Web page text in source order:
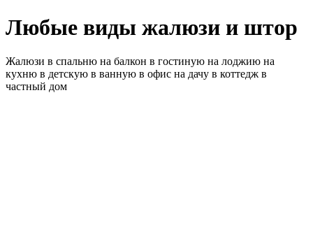
Любые виды жалюзи и штор
Жалюзи в спальню на балкон в гостиную на лоджию на
кухню в детскую в ванную в офис на дачу в коттедж в
частный дом